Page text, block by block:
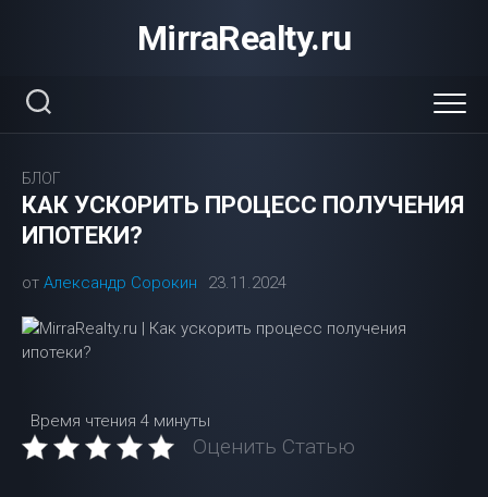
MirraRealty.ru
БЛОГ
КАК УСКОРИТЬ ПРОЦЕСС ПОЛУЧЕНИЯ
ИПОТЕКИ?
от Александр Сорокин 23.11.2024
Время чтения 4 минуты
Оценить Статью